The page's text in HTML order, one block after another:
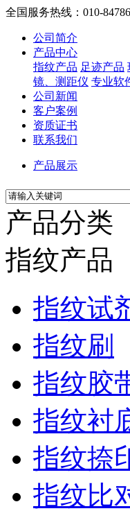
全国服务热线：010-
公司简介
产品中心
指纹产品 足迹产品
镜、测距仪 专业软
公司新闻
客户案例
资质证书
联系我们
产品展示
产品分类
指纹产品
指纹试
指纹刷
指纹胶
指纹衬
指纹捺
指纹比